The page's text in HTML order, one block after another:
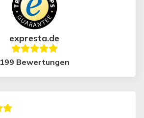
expresta.de
199 Bewertungen